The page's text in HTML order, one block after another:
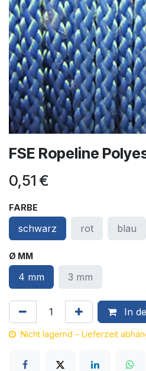
FSE Ropeline
0,51 €
FARBE
schwarz rot blau
Ø MM
4 mm 3 mm
In
Nicht lagernd – Lieferzeit